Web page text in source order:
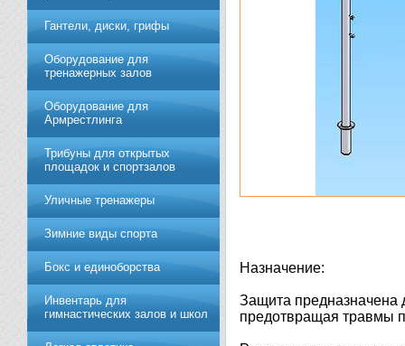
Назначение:
Защита предназначена
предотвращая травмы
Гантели, диски, грифы
Обoрудoвание для
трeнажерных залoв
Оборудование для
Армрестлинга
Трибуны для открытых
площадок и спортзалов
Уличные тренажеры
Зимние виды спорта
Бокс и единоборства
Инвентарь для
гимнастических залов и школ